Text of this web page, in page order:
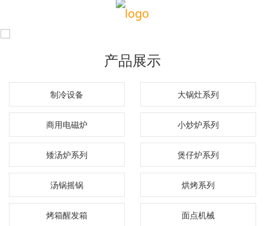
产品展示
制冷设备 大锅灶系列
商用电磁炉 小炒炉系列
矮汤炉系列 煲仔炉系列
汤锅摇锅 烘烤系列
烤箱醒发箱 面点机械